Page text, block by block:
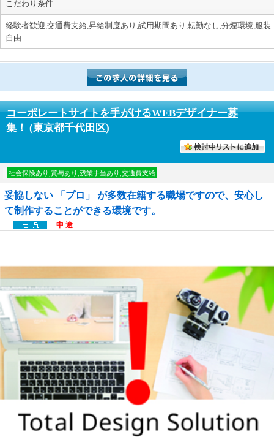
こだわり条件
経験者歓迎,交通費支給,昇給制度あり,試用期間あり,転勤なし,分煙環境,服装
自由
コーポレートサイトを手がけるWEBデザイナー募
集！ (東京都千代田区)
討中リストに入れる
社会保険あり,賞与あり,残業手当あり,交通費支給
妥協しない 「プロ」 が多数在籍する職場ですので、安心し
て制作することができる環境です。
中 途